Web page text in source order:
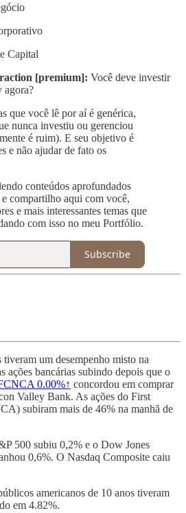
Capital
[premium]: Você deve investir
agora?
que você lê por aí é genérica,
nunca investiu ou gerenciou
é ruim). E seu objetivo é
e não ajudar de fato os
conteúdos aprofundados
compartilho aqui com você,
e mais interessantes temas que
com isso no meu Portfólio.
Subscribe
tiveram um desempenho misto na
ações bancárias subindo depois que o
0.00%↑ concordou em comprar
Valley Bank. As ações do First
subiram mais de 46% na manhã de
500 subiu 0,2% e o Dow Jones
0,6%. O Nasdaq Composite caiu
americanos de 10 anos tiveram
em 4.82%.